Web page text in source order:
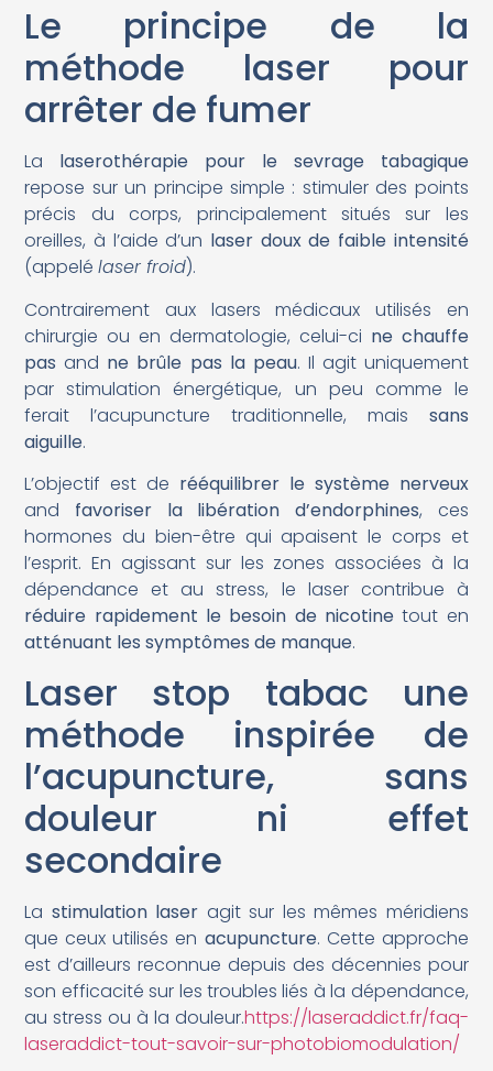
Le principe de la
méthode laser pour
arrêter de fumer
La laserothérapie pour le sevrage tabagique
repose sur un principe simple : stimuler des points
précis du corps, principalement situés sur les
oreilles, à l’aide d’un laser doux de faible intensité
(appelélaser froid).
Contrairement aux lasers médicaux utilisés en
chirurgie ou en dermatologie, celui-ci ne chauffe
pas and ne brûle pas la peau. Il agit uniquement
par stimulation énergétique, un peu comme le
ferait l’acupuncture traditionnelle, mais sans
aiguille.
L’objectif est de rééquilibrer le système nerveux
and favoriser la libération d’endorphines, ces
hormones du bien-être qui apaisent le corps et
l’esprit. En agissant sur les zones associées à la
dépendance et au stress, le laser contribue à
réduire rapidement le besoin de nicotinetout en
atténuant les symptômes de manque.
Laser stop tabac une
méthode inspirée de
l’acupuncture, sans
douleur ni effet
secondaire
La stimulation laser agit sur les mêmes méridiens
que ceux utilisés en acupuncture. Cette approche
est d’ailleurs reconnue depuis des décennies pour
son efficacité sur les troubles liés à la dépendance,
au stress ou à la douleur.https://laseraddict.fr/faq-
laseraddict-tout-savoir-sur-photobiomodulation/